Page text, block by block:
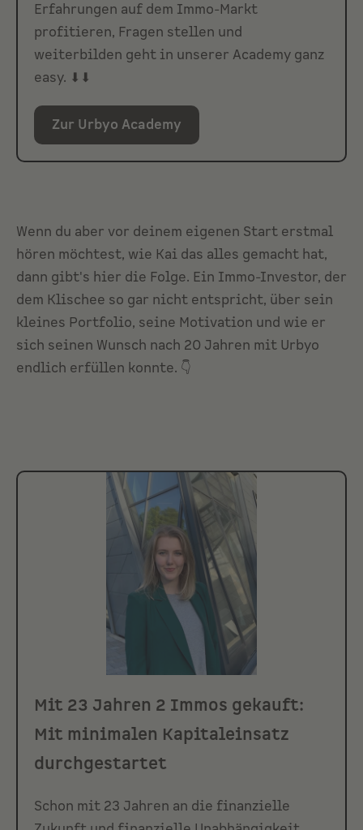
Erfahrungen auf dem Immo-Markt
profitieren, Fragen stellen und
weiterbilden geht in unserer Academy ganz
easy. ⬇⬇
Zur Urbyo Academy
Wenn du aber vor deinem eigenen Start erstmal
hören möchtest, wie Kai das alles gemacht hat,
dann gibt's hier die Folge. Ein Immo-Investor, der
dem Klischee so gar nicht entspricht, über sein
kleines Portfolio, seine Motivation und wie er
sich seinen Wunsch nach 20 Jahren mit Urbyo
endlich erfüllen konnte. 👇
Mit 23 Jahren 2 Immos gekauft:
Mit minimalen Kapitaleinsatz
durchgestartet
Schon mit 23 Jahren an die finanzielle